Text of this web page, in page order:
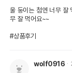
울 둥이는 첨엔 너무 잘
무 잘 먹어요~~
#상품후기
wolf0916